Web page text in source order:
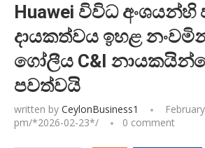
Huawei විවිධ අංශයන්හි
දායකත්වය ඉහළ
ගෝලීය C&I
පවත්වයි
written by CeylonBusiness1
pm/*2026-02-23*/ 0 comment